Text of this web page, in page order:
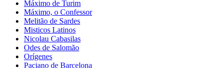
Máximo de Turim
Máximo, o Confessor
Melitão de Sardes
Misticos Latinos
Nicolau Cabasilas
Odes de Salomão
Orígenes
Paciano de Barcelona